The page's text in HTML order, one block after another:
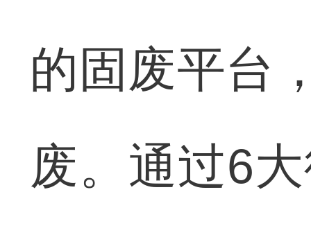
的固废平台
废。通过6